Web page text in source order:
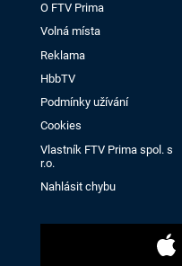
O FTV Prima
Volná místa
Reklama
HbbTV
Podmínky užívání
Cookies
Vlastník FTV Prima spol. s
r.o.
Nahlásit chybu